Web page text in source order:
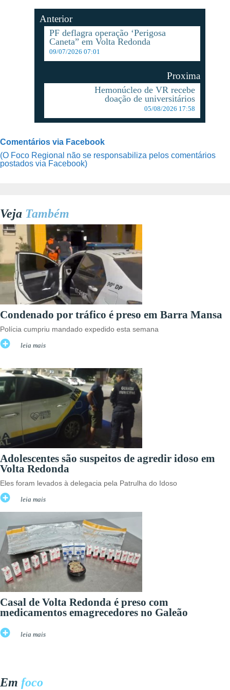
Anterior
PF deflagra operação ‘Perigosa
Caneta” em Volta Redonda
09/07/2026 07:01
Proxima
Hemonúcleo de VR recebe
doação de universitários
05/08/2026 17:58
Comentários via Facebook
(O Foco Regional não se responsabiliza pelos comentários
postados via Facebook)
Veja Também
Condenado por tráfico é preso em Barra Mansa
Polícia cumpriu mandado expedido esta semana
leia mais
Adolescentes são suspeitos de agredir idoso em
Volta Redonda
Eles foram levados à delegacia pela Patrulha do Idoso
leia mais
Casal de Volta Redonda é preso com
medicamentos emagrecedores no Galeão
leia mais
Em foco